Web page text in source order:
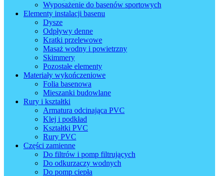
Wyposażenie do basenów sportowych
Elementy instalacji basenu
Dysze
Odpływy denne
Kratki przelewowe
Masaż wodny i powietrzny
Skimmery
Pozostałe elementy
Materiały wykończeniowe
Folia basenowa
Mieszanki budowlane
Rury i kształtki
Armatura odcinająca PVC
Klej i podkład
Kształtki PVC
Rury PVC
Części zamienne
Do filtrów i pomp filtrujących
Do odkurzaczy wodnych
Do pomp ciepła